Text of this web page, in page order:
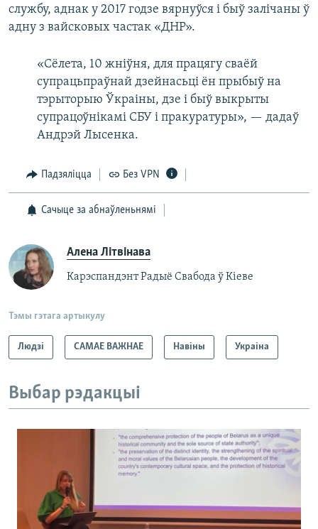
службу, аднак у 2017 годзе вярнуўся і быў залічаны ў
адну з вайсковых частак «ДНР».
«Сёлета, 10 жніўня, для працягу сваёй
супрацьпраўнай дзейнасьці ён прыбыў на
тэрыторыю Ўкраіны, дзе і быў выкрыты
супрацоўнікамі СБУ і пракуратуры», — дадаў
Андрэй Лысенка.
Падзяліцца Без VPN
Сачыце за абнаўленьнямі
Алена Літвінава
Карэспандэнт Радыё Свабода ў Кіеве
Тэмы гэтага артыкулу
Людзі САМАЕ ВАЖНАЕ Навіны Украіна
Выбар рэдакцыі